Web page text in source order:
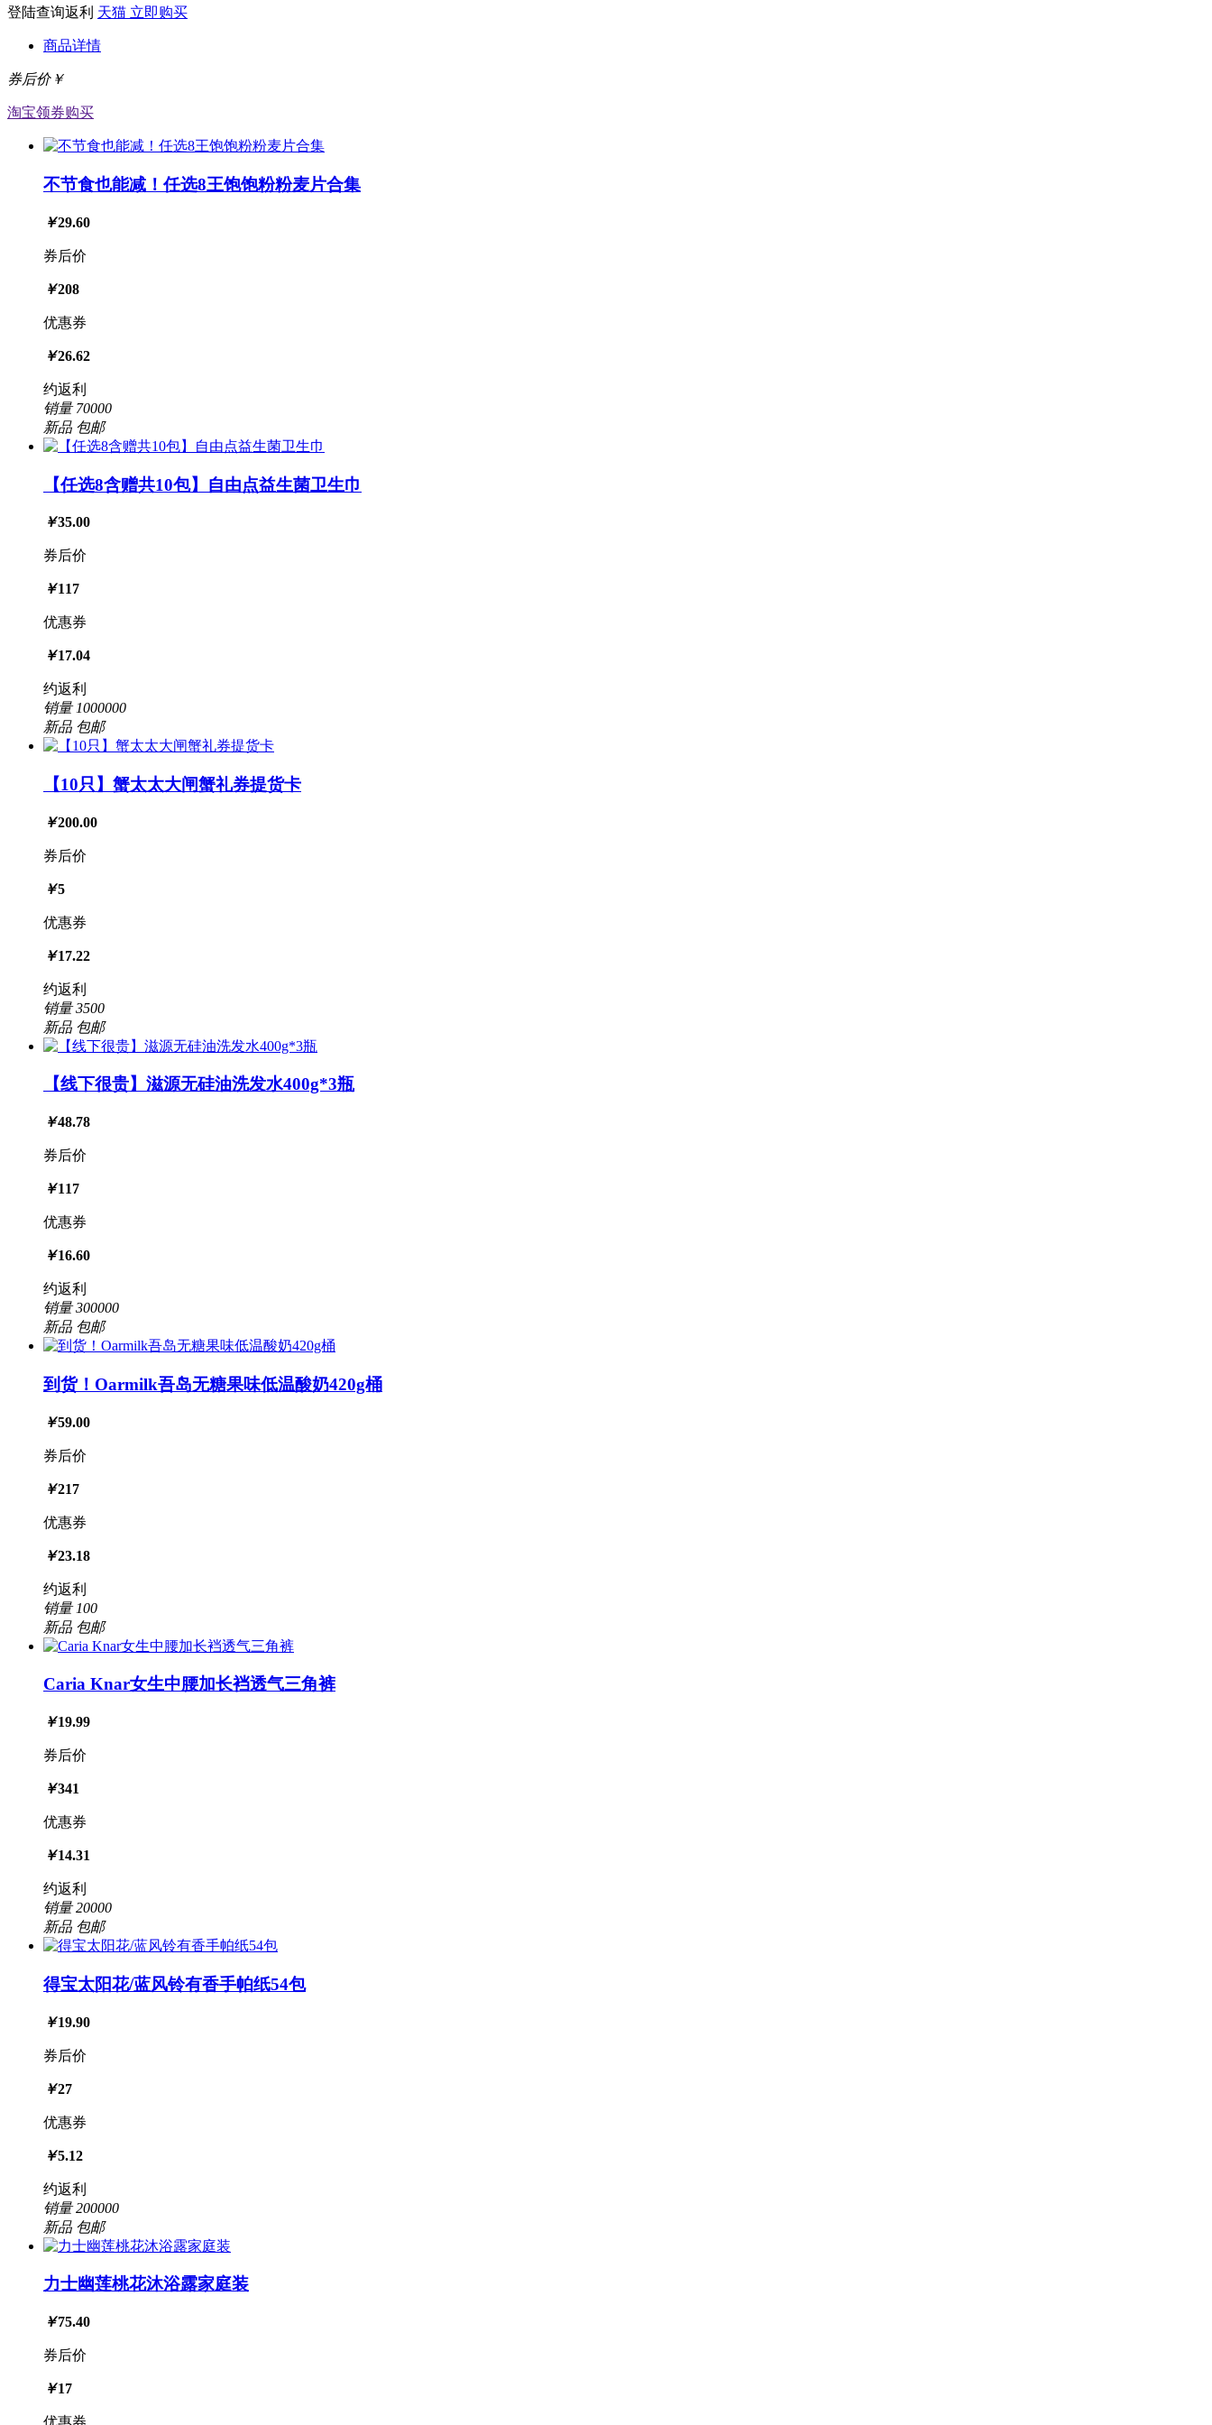
登陆查询返利 天猫 立即购买
商品详情
券后价￥
淘宝领券购买
不节食也能减！任选8王饱饱粉粉麦片合集
￥29.60
券后价
￥208
优惠券
￥26.62
约返利
销量70000
新品 包邮
【任选8含赠共10包】自由点益生菌卫生巾
￥35.00
券后价
￥117
优惠券
￥17.04
约返利
销量 1000000
新品 包邮
【10只】蟹太太大闸蟹礼券提货卡
￥200.00
券后价
￥5
优惠券
￥17.22
约返利
销量3500
新品 包邮
【线下很贵】滋源无硅油洗发水400g*3瓶
￥48.78
券后价
￥117
优惠券
￥16.60
约返利
销量300000
新品 包邮
到货！Oarmilk吾岛无糖果味低温酸奶420g桶
￥59.00
券后价
￥217
优惠券
￥23.18
约返利
销量 100
新品 包邮
Caria Knar女生中腰加长裆透气三角裤
￥19.99
券后价
￥341
优惠券
￥14.31
约返利
销量20000
新品 包邮
得宝太阳花/蓝风铃有香手帕纸54包
￥19.90
券后价
￥27
优惠券
￥5.12
约返利
销量200000
新品 包邮
力士幽莲桃花沐浴露家庭装
￥75.40
券后价
￥17
优惠券